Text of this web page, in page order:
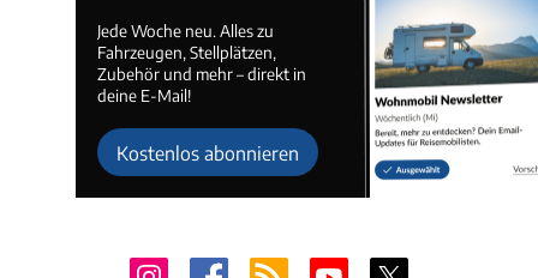
Jede Woche neu. Alles zu
Fahrzeugen, Stellplätzen,
Zubehör und mehr – direkt in
deine E-Mail!
Kostenlos abonnieren